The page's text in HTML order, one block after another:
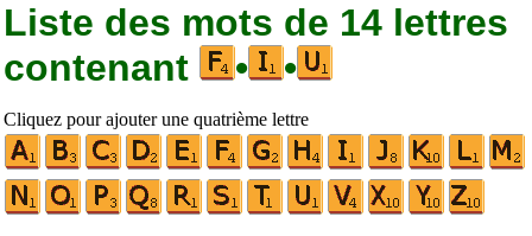
Liste des mots de 14 lettres
contenant
• •
Cliquez pour ajouter une quatrième lettre